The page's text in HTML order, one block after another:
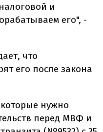
и
его", -
что
его после закона
нужно
перед МВФ и